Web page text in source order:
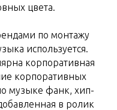
цвета.
по монтажу
используется.
корпоративная
корпоративных
музыке фанк, хип-
в ролик